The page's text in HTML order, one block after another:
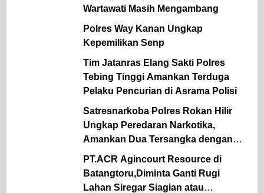
Wartawati Masih Mengambang
Polres Way Kanan Ungkap
Kepemilikan Senp
Tim Jatanras Elang Sakti Polres
Tebing Tinggi Amankan Terduga
Pelaku Pencurian di Asrama Polisi
Satresnarkoba Polres Rokan Hilir
Ungkap Peredaran Narkotika,
Amankan Dua Tersangka dengan
Barang Bukti Sabu dan Ganja
PT.ACR Agincourt Resource di
Batangtoru,Diminta Ganti Rugi
Lahan Siregar Siagian atau